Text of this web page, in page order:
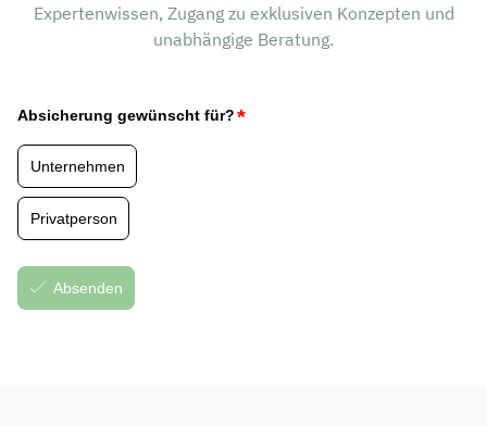
Expertenwissen, Zugang zu exklusiven Konzepten und
unabhängige Beratung.